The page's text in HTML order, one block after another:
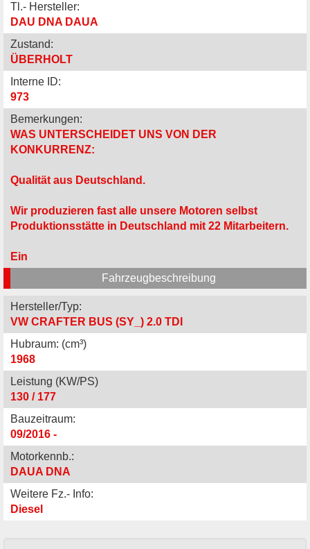
Tl.- Hersteller:
DAU DNA DAUA
Zustand:
ÜBERHOLT
Interne ID:
973
Bemerkungen:
WAS UNTERSCHEIDET UNS VON DER
KONKURRENZ:
Qualität aus Deutschland.
Wir produzieren fast alle unsere Motoren selbst
Produktionsstätte in Deutschland mit 22 Mitarbeitern.
Ein
Fahrzeugbeschreibung
Hersteller/Typ:
VW CRAFTER BUS (SY_) 2.0 TDI
Hubraum: (cm³)
1968
Leistung (KW/PS)
130 / 177
Bauzeitraum:
09/2016 -
Motorkennb.:
DAUA DNA
Weitere Fz.- Info:
Diesel